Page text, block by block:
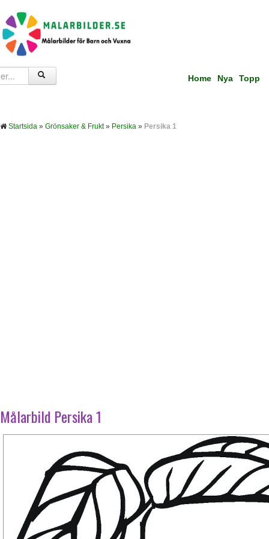
Home Nya Topp
Startsida » Grönsaker & Frukt» Persika » Persika 1
Målarbild Persika 1